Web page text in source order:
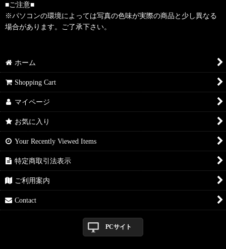
■ご注意■
※パソコンの環境によっては写真の色味が実際の商品と少し異なる
場合があります。ご了承下さい。
ホーム
Shopping Cart
マイページ
お気に入り
Your Recently Viewed Items
特定商取引法表示
ご利用案内
Contact
PCサイト